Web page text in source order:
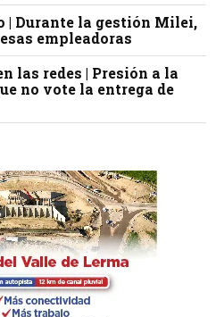
| Durante la gestión Milei,
empleadoras
las redes | Presión a la
no vote la entrega de